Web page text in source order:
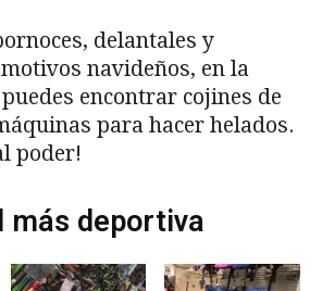
delantales y
navideños, en la
encontrar cojines de
para hacer helados.
poder!
más deportiva